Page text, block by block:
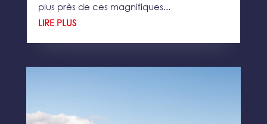
plus près de ces magnifiques...
LIRE PLUS